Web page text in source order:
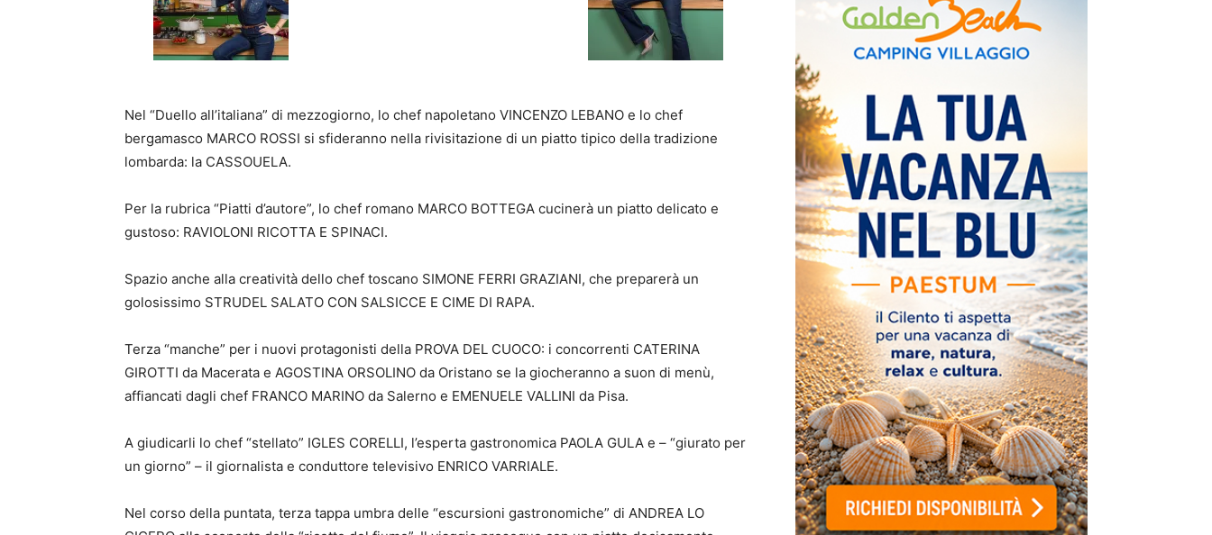
Nel “Duello all’italiana” di mezzogiorno, lo chef napoletano VINCENZO LEBANO e lo chef
bergamasco MARCO ROSSI si sfideranno nella rivisitazione di un piatto tipico della tradizione
lombarda: la CASSOUELA.
Per la rubrica “Piatti d’autore”, lo chef romano MARCO BOTTEGA cucinerà un piatto delicato e
gustoso: RAVIOLONI RICOTTA E SPINACI.
Spazio anche alla creatività dello chef toscano SIMONE FERRI GRAZIANI, che preparerà un
golosissimo STRUDEL SALATO CON SALSICCE E CIME DI RAPA.
Terza “manche” per i nuovi protagonisti della PROVA DEL CUOCO: i concorrenti CATERINA
GIROTTI da Macerata e AGOSTINA ORSOLINO da Oristano se la giocheranno a suon di menù,
affiancati dagli chef FRANCO MARINO da Salerno e EMENUELE VALLINI da Pisa.
A giudicarli lo chef “stellato” IGLES CORELLI, l’esperta gastronomica PAOLA GULA e – “giurato per
un giorno” – il giornalista e conduttore televisivo ENRICO VARRIALE.
Nel corso della puntata, terza tappa umbra delle “escursioni gastronomiche” di ANDREA LO